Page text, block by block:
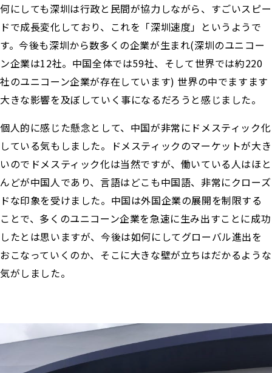
何にしても深圳は行政と民間が協力しながら、すごいスピー
ドで成長変化しており、これを「深圳速度」というようで
す。今後も深圳から数多くの企業が生まれ(深圳のユニコー
ン企業は12社。中国全体では59社、そして世界では約220
社のユニコーン企業が存在しています) 世界の中でますます
大きな影響を及ぼしていく事になるだろうと感じました。
個人的に感じた懸念として、中国が非常にドメスティック化
している気もしました。ドメスティックのマーケットが大き
いのでドメスティック化は当然ですが、働いている人はほと
んどが中国人であり、言語はどこも中国語、非常にクローズ
ドな印象を受けました。中国は外国企業の展開を制限する
ことで、多くのユニコーン企業を急速に生み出すことに成功
したとは思いますが、今後は如何にしてグローバル進出を
おこなっていくのか、そこに大きな壁が立ちはだかるような
気がしました。